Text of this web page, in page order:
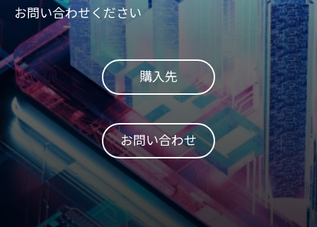
お問い合わせください
購入先
お問い合わせ